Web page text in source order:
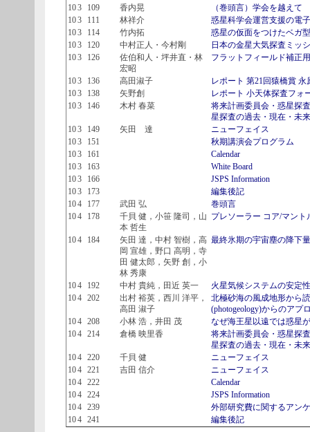
103 109 香内晃
（巻頭言）学会を越えて
103 111 林祥介
惑星科学会運営支援の電
103 114 竹内拓
惑星の仮面をつけたベガ
103 120 中村正人・今村剛
日本の金星大気探査ミッ
103 126
佐伯和人・坪井直・林
宏昭
フラットフィールド補正
103 136 高田淑子
レポート 第21回猿橋賞
103 138 矢野創
レポート 小天体探査フォ
103 146 木村 春菜
将来計画委員会・惑星探
星探査の過去・現在・未
103 149 矢田 達
ニューフェイス
103 151
秋期講演会プログラム
103 161
Calendar
103 163
White Board
103 166
JSPS Information
103 173
編集後記
104 177 武田 弘
巻頭言
104 178
千貝 健，小笹 隆司，山
本 哲生
プレソーラー コア/マント
104 184
矢田 達，中村 智樹，高
岡 宣雄，野口 高明，寺
田 健太郎，矢野 創，小
林 秀康
最終氷期の宇宙塵の降下量
104 192 中村 貴純，田近 英一
火星気候システムの安定
104 202
出村 裕英，西川 洋平，
高田 淑子
北極砂海の風成地形から
(photogeology)からのアプ
104 208 小林 浩，井田 茂
なぜ海王星以遠では惑星
104 214 倉橋 映里香
将来計画委員会・惑星探
星探査の過去・現在・未
104 220 千貝 健
ニューフェイス
104 221 吉田 信介
ニューフェイス
104 222
Calendar
104 224
JSPS Information
104 239
外部研究費に関するアン
104 241 編集後記